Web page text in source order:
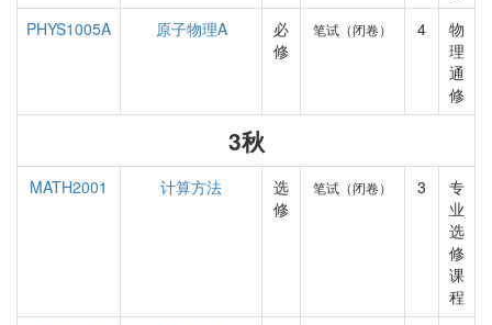
PHYS1005A
原子物理A
必
修
笔试（闭卷） 4
物
理
通
修
3秋
MATH2001 计算方法
选
修
笔试（闭卷） 3
专
业
选
修
课
程